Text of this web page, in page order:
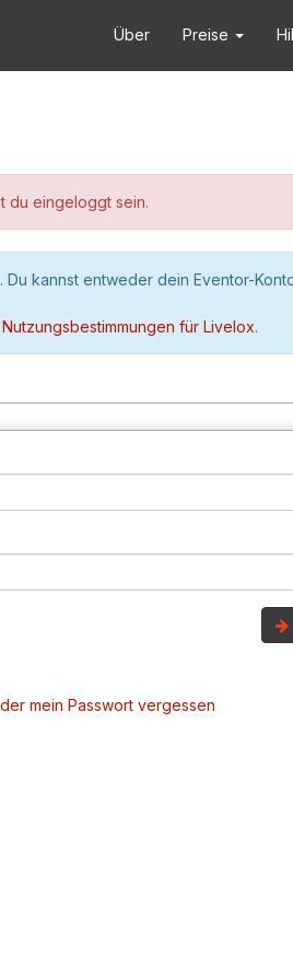
Über Preise
du eingeloggt sein.
kannst entweder dein Eventor-
Nutzungsbestimmungen für Livelox.
mein Passwort vergessen